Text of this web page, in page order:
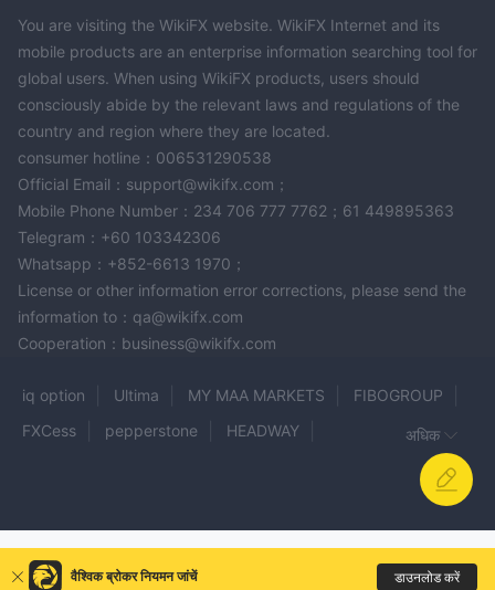
You are visiting the WikiFX website. WikiFX Internet and its
mobile products are an enterprise information searching tool for
global users. When using WikiFX products, users should
consciously abide by the relevant laws and regulations of the
country and region where they are located.
consumer hotline：006531290538
Official Email：support@wikifx.com；
Mobile Phone Number：234 706 777 7762；61 449895363
Telegram：+60 103342306
Whatsapp：+852-6613 1970；
License or other information error corrections, please send the
information to：qa@wikifx.com
Cooperation：business@wikifx.com
iq option Ultima MY MAA MARKETS
FIBOGROUP
FXCess
pepperstone
HEADWAY
Central Tanshi
Babel FX
Zeno Markets
PrimeUPartner
ATG WORLD GROUP
अधिक
वैश्विक ब्रोकर नियमन जांचें डाउनलोड करें